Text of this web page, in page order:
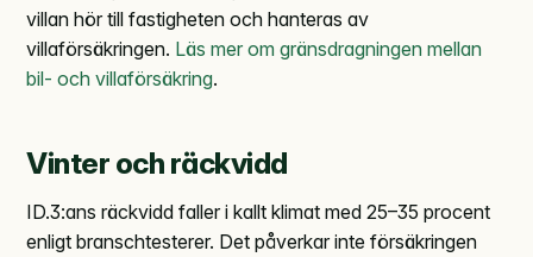
villan hör till fastigheten och hanteras av
villaförsäkringen. Läs mer om gränsdragningen mellan
bil- och villaförsäkring.
Vinter och räckvidd
ID.3:ans räckvidd faller i kallt klimat med 25–35 procent
enligt branschtesterer. Det påverkar inte försäkringen